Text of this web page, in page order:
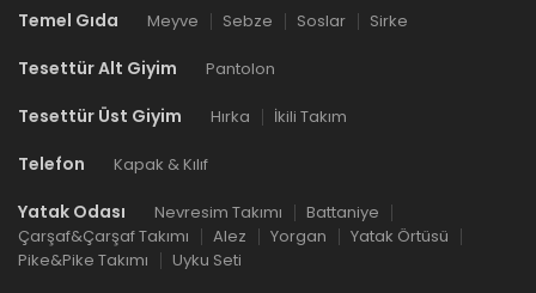
Temel Gıda Meyve Sebze Soslar Sirke
Tesettür Alt Giyim Pantolon
Tesettür Üst Giyim Hırka İkili Takım
Telefon Kapak & Kılıf
Yatak Odası Nevresim Takımı
Battaniye
Çarşaf&Çarşaf Takımı
Alez Yorgan
Yatak Örtüsü
Pike&Pike Takımı
Uyku Seti